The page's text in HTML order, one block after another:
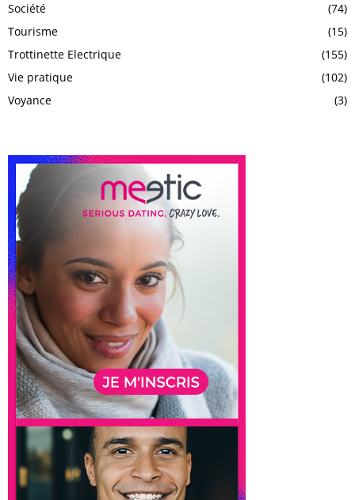
Société
(74)
Tourisme
(15)
Trottinette Electrique
(155)
Vie pratique
(102)
Voyance
(3)